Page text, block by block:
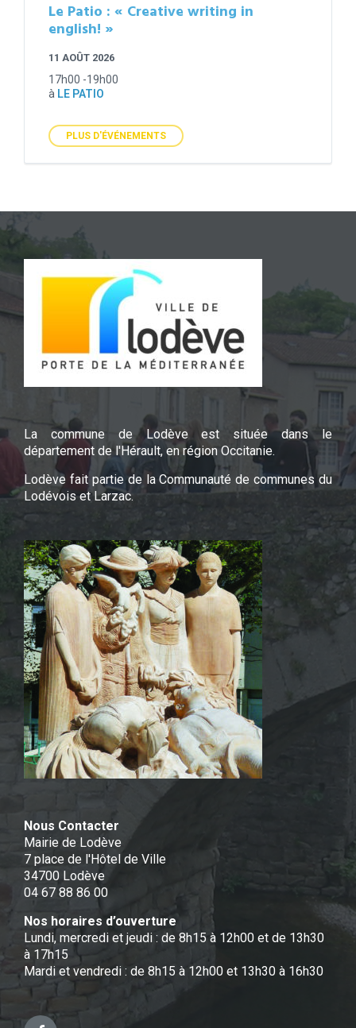
Le Patio : « Creative writing in
english! »
11 AOÛT 2026
17h00 -19h00
à LE PATIO
PLUS D'ÉVÉNEMENTS
La commune de Lodève est située dans le
département de l'Hérault, en région Occitanie.
Lodève fait partie de la Communauté de communes du
Lodévois et Larzac.
Nous Contacter
Mairie de Lodève
7 place de l'Hôtel de Ville
34700 Lodève
04 67 88 86 00
Nos horaires d’ouverture
Lundi, mercredi et jeudi : de 8h15 à 12h00 et de 13h30
à 17h15
Mardi et vendredi : de 8h15 à 12h00 et 13h30 à 16h30